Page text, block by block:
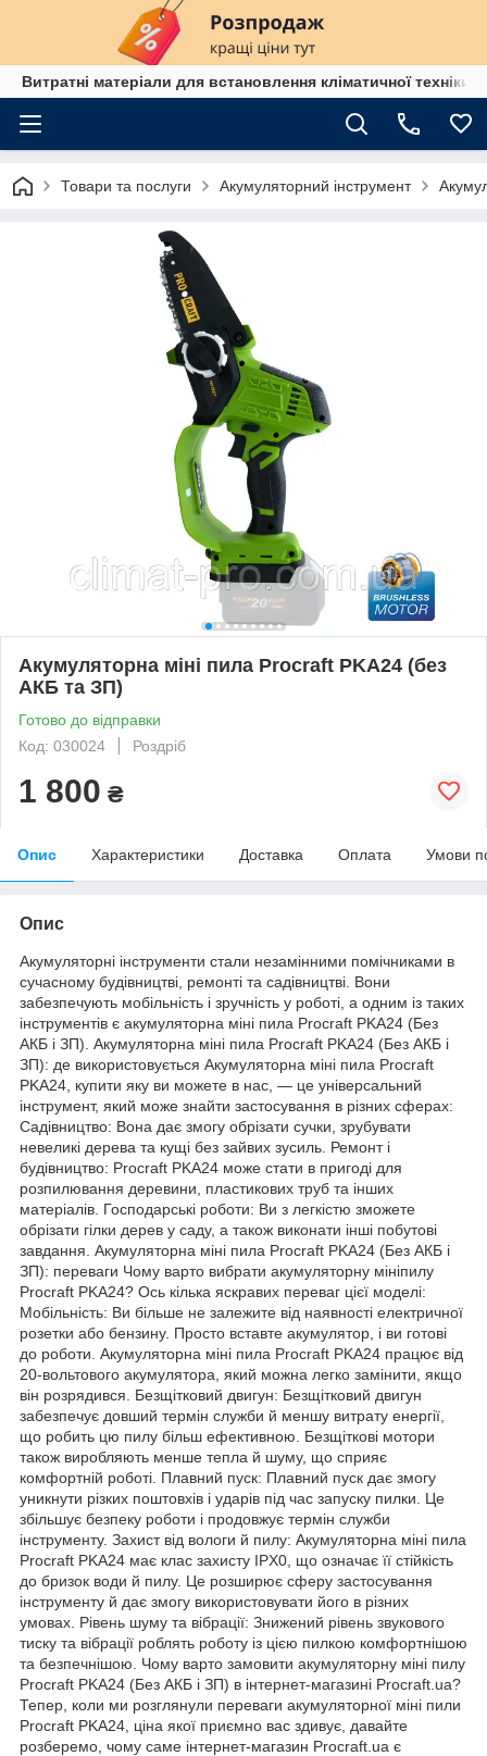
Витратні матеріали для встановлення кліматичної техніки
Товари та послуги Акумуляторний інструмент
Акумуляторна міні пила Procraft PKA24 (без
АКБ та ЗП)
Готово до відправки
Код: 030024
Роздріб
1 800 ₴
Опис Характеристики Доставка Оплата Умови
Опис
Акумуляторні інструменти стали незамінними помічниками в
сучасному будівництві, ремонті та садівництві. Вони
забезпечують мобільність і зручність у роботі, а одним із таких
інструментів є акумуляторна міні пила Procraft PKA24 (Без
АКБ і ЗП). Акумуляторна міні пила Procraft PKA24 (Без АКБ і
ЗП): де використовується Акумуляторна міні пила Procraft
PKA24, купити яку ви можете в нас, — це універсальний
інструмент, який може знайти застосування в різних сферах:
Садівництво: Вона дає змогу обрізати сучки, зрубувати
невеликі дерева та кущі без зайвих зусиль. Ремонт і
будівництво: Procraft PKA24 може стати в пригоді для
розпилювання деревини, пластикових труб та інших
матеріалів. Господарські роботи: Ви з легкістю зможете
обрізати гілки дерев у саду, а також виконати інші побутові
завдання. Акумуляторна міні пила Procraft PKA24 (Без АКБ і
ЗП): переваги Чому варто вибрати акумуляторну мініпилу
Procraft PKA24? Ось кілька яскравих переваг цієї моделі:
Мобільність: Ви більше не залежите від наявності електричної
розетки або бензину. Просто вставте акумулятор, і ви готові
до роботи. Акумуляторна міні пила Procraft PKA24 працює від
20-вольтового акумулятора, який можна легко замінити, якщо
він розрядився. Безщітковий двигун: Безщітковий двигун
забезпечує довший термін служби й меншу витрату енергії,
що робить цю пилу більш ефективною. Безщіткові мотори
також виробляють менше тепла й шуму, що сприяє
комфортній роботі. Плавний пуск: Плавний пуск дає змогу
уникнути різких поштовхів і ударів під час запуску пилки. Це
збільшує безпеку роботи і продовжує термін служби
інструменту. Захист від вологи й пилу: Акумуляторна міні пила
Procraft PKA24 має клас захисту IPX0, що означає її стійкість
до бризок води й пилу. Це розширює сферу застосування
інструменту й дає змогу використовувати його в різних
умовах. Рівень шуму та вібрації: Знижений рівень звукового
тиску та вібрації роблять роботу із цією пилкою комфортнішою
та безпечнішою. Чому варто замовити акумуляторну міні пилу
Procraft PKA24 (Без АКБ і ЗП) в інтернет-магазині Procraft.ua?
Тепер, коли ми розглянули переваги акумуляторної міні пили
Procraft PKA24, ціна якої приємно вас здивує, давайте
розберемо, чому саме інтернет-магазин Procraft.ua є